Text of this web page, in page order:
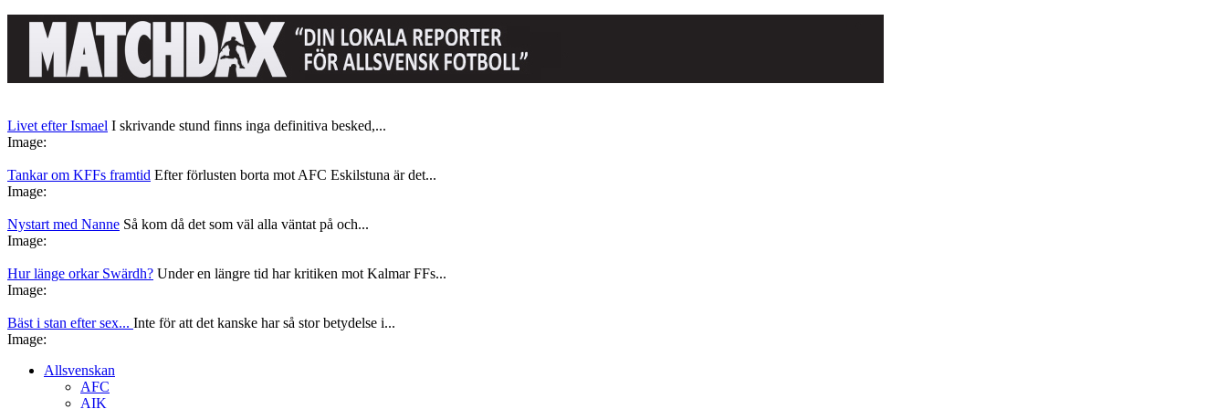
Livet efter Ismael I skrivande stund finns inga definitiva besked,...
Image:
Tankar om KFFs framtid Efter förlusten borta mot AFC Eskilstuna är det...
Image:
Nystart med Nanne Så kom då det som väl alla väntat på och...
Image:
Hur länge orkar Swärdh? Under en längre tid har kritiken mot Kalmar FFs...
Image:
Bäst i stan efter sex... Inte för att det kanske har så stor betydelse i...
Image:
Allsvenskan
AFC
AIK